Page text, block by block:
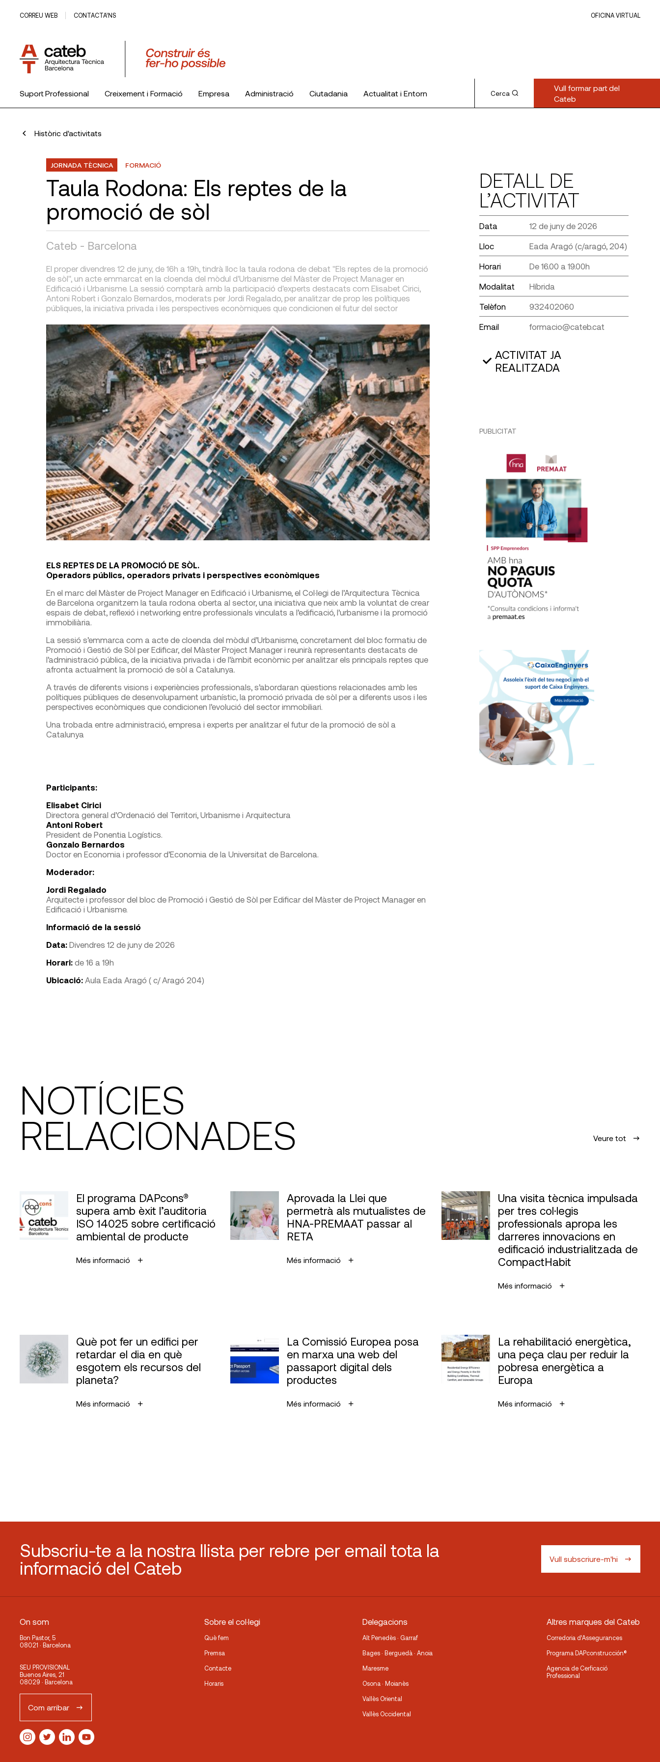
CORREU WEB CONTACTA’NS OFICINA VIRTUAL
Suport Professional Creixement i Formació Empresa Administració Ciutadania Actualitat i Entorn Cerca
Vull formar part del
Cateb
Històric d'activitats
JORNADA TÈCNICA FORMACIÓ
Taula Rodona: Els reptes de la
promoció de sòl
Cateb - Barcelona
El proper divendres 12 de juny, de 16h a 19h, tindrà lloc la taula rodona de debat "Els reptes de la promoció
de sòl", un acte emmarcat en la cloenda del mòdul d'Urbanisme del Màster de Project Manager en
Edificació i Urbanisme. La sessió comptarà amb la participació d'experts destacats com Elisabet Cirici,
Antoni Robert i Gonzalo Bernardos, moderats per Jordi Regalado, per analitzar de prop les polítiques
públiques, la iniciativa privada i les perspectives econòmiques que condicionen el futur del sector
ELS REPTES DE LA PROMOCIÓ DE SÒL.
Operadors públics, operadors privats i perspectives econòmiques
En el marc del Màster de Project Manager en Edificació i Urbanisme, el Col·legi de l’Arquitectura Tècnica
de Barcelona organitzem la taula rodona oberta al sector, una iniciativa que neix amb la voluntat de crear
espais de debat, reflexió i networking entre professionals vinculats a l’edificació, l’urbanisme i la promoció
immobiliària.
La sessió s’emmarca com a acte de cloenda del mòdul d’Urbanisme, concretament del bloc formatiu de
Promoció i Gestió de Sòl per Edificar, del Màster Project Manager i reunirà representants destacats de
l’administració pública, de la iniciativa privada i de l’àmbit econòmic per analitzar els principals reptes que
afronta actualment la promoció de sòl a Catalunya.
A través de diferents visions i experiències professionals, s’abordaran qüestions relacionades amb les
polítiques públiques de desenvolupament urbanístic, la promoció privada de sòl per a diferents usos i les
perspectives econòmiques que condicionen l’evolució del sector immobiliari.
Una trobada entre administració, empresa i experts per analitzar el futur de la promoció de sòl a
Catalunya
Participants:
Elisabet Cirici
Directora general d’Ordenació del Territori, Urbanisme i Arquitectura
Antoni Robert
President de Ponentia Logístics.
Gonzalo Bernardos
Doctor en Economia i professor d’Economia de la Universitat de Barcelona.
Moderador:
Jordi Regalado
Arquitecte i professor del bloc de Promoció i Gestió de Sòl per Edificar del Màster de Project Manager en
Edificació i Urbanisme.
Informació de la sessió
Data:Divendres 12 de juny de 2026
Horari:de 16 a 19h
Ubicació:Aula Eada Aragó ( c/ Aragó 204)
DETALL DE
L’ACTIVITAT
Data 12 de juny de 2026
Lloc Eada Aragó (c/aragó, 204)
Horari De 16.00 a 19.00h
Modalitat Híbrida
Telèfon 932402060
Email formacio@cateb.cat
ACTIVITAT JA
REALITZADA
PUBLICITAT
NOTÍCIES
RELACIONADES Veure tot
El programa DAPcons®
supera amb èxit l’auditoria
ISO 14025 sobre certificació
ambiental de producte
Més informació
Aprovada la Llei que
permetrà als mutualistes de
HNA-PREMAAT passar al
RETA
Més informació
Una visita tècnica impulsada
per tres col·legis
professionals apropa les
darreres innovacions en
edificació industrialitzada de
CompactHabit
Més informació
Què pot fer un edifici per
retardar el dia en què
esgotem els recursos del
planeta?
Més informació
La Comissió Europea posa
en marxa una web del
passaport digital dels
productes
Més informació
La rehabilitació energètica,
una peça clau per reduir la
pobresa energètica a
Europa
Més informació
Subscriu-te a la nostra llista per rebre per email tota la
informació del Cateb
Vull subscriure-m'hi
On som
Bon Pastor, 5
08021 · Barcelona
SEU PROVISIONAL
Buenos Aires, 21
08029 · Barcelona
Com arribar
Sobre el col·legi
Què fem
Premsa
Contacte
Horaris
Delegacions
Alt Penedès · Garraf
Bages · Berguedà · Anoia
Maresme
Osona · Moianès
Vallès Oriental
Vallès Occidental
Altres marques del Cateb
Corredoria d’Assegurances
Programa DAPconstrucción®
Agencia de Cerficació
Professional